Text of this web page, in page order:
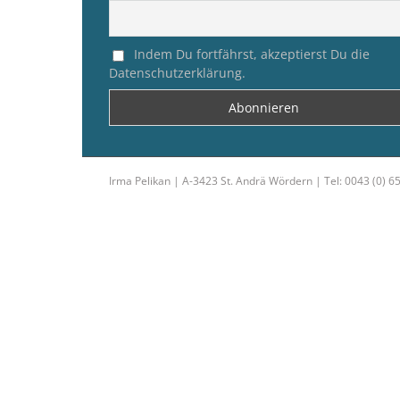
Indem Du fortfährst, akzeptierst Du die
Datenschutzerklärung.
Irma Pelikan | A-3423 St. Andrä Wördern | Tel: 0043 (0)